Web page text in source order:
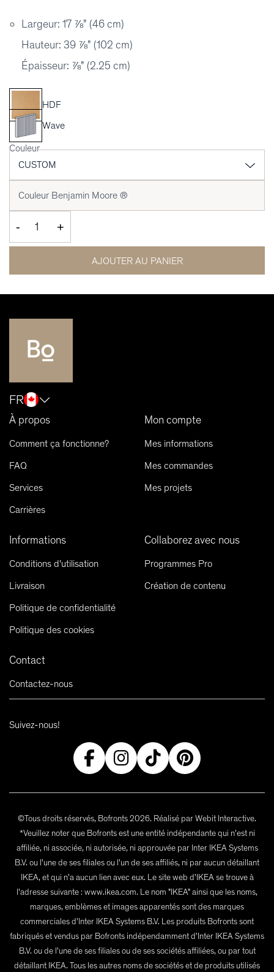
Largeur: 17 ⅞" (46 cm)
Hauteur: 39 ⅞" (102 cm)
Épaisseur: ⅞" (2.25 cm)
HDF
Wave
Couleur
- +
AJOUTER AU PANIER
FR
À propos
Comment ça fonctionne?
FAQ
Services
Carrières
Mon compte
Mes informations
Mes commandes
Mes projets
Informations
Conditions d'utilisation
Livraison
Politique de confidentialité
Politique des cookies
Collaborez avec nous
Programmes Pro
Création de contenu
Contact
Contactez-nous
Suivez-nous!
©Tous droits réservés, Bofronts 2026. Réalisé par Webit Interactive.
*Veuillez noter que Bofronts est une entité indépendante qui n'est ni
affiliée, ni associée, ni autorisée, ni approuvée par Inter IKEA Systems
B.V. ou l'une de ses filiales ou l'un de ses affiliés, ni par aucun détaillant
IKEA, et qui n'a aucun lien avec eux. Le site web d'IKEA se trouve à
l'adresse suivante : www.ikea.com. Le nom "IKEA" ainsi que les noms,
marques, emblèmes et images apparentés sont des marques
commerciales d'Inter IKEA Systems B.V. Les produits Bofronts sont
fabriqués et vendus par Bofronts indépendamment d'Inter IKEA Systems
B.V. ou de l'une de ses filiales ou de ses sociétés affiliées, ou par tout
détaillant IKEA. Tous les autres noms de sociétés et de produits utilisés